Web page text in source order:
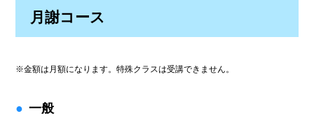
月謝コース
※金額は月額になります。特殊クラスは受講できません。
一般